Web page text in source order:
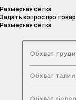
Размерная сетка
Задать вопрос про товар
Размерная сетка